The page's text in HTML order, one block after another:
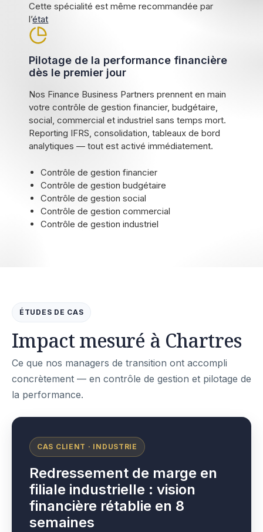
Cette spécialité est même recommandée par
l’état
Pilotage de la performance financière
dès le premier jour
Nos Finance Business Partners prennent en main
votre contrôle de gestion financier, budgétaire,
social, commercial et industriel sans temps mort.
Reporting IFRS, consolidation, tableaux de bord
analytiques — tout est activé immédiatement.
Contrôle de gestion financier
Contrôle de gestion budgétaire
Contrôle de gestion social
Contrôle de gestion commercial
Contrôle de gestion industriel
ÉTUDES DE CAS
Impact mesuré à Chartres
Ce que nos managers de transition ont accompli
concrètement — en contrôle de gestion et pilotage de
la performance.
CAS CLIENT · INDUSTRIE
Redressement de marge en
filiale industrielle : vision
financière rétablie en 8
semaines